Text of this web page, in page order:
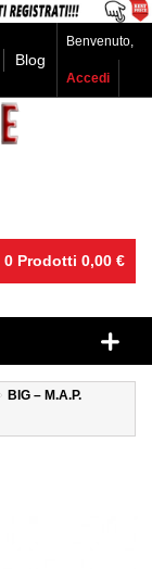
Blog
Benvenuto,
Accedi
0 Prodotti 0,00 €
BIG – M.A.P.